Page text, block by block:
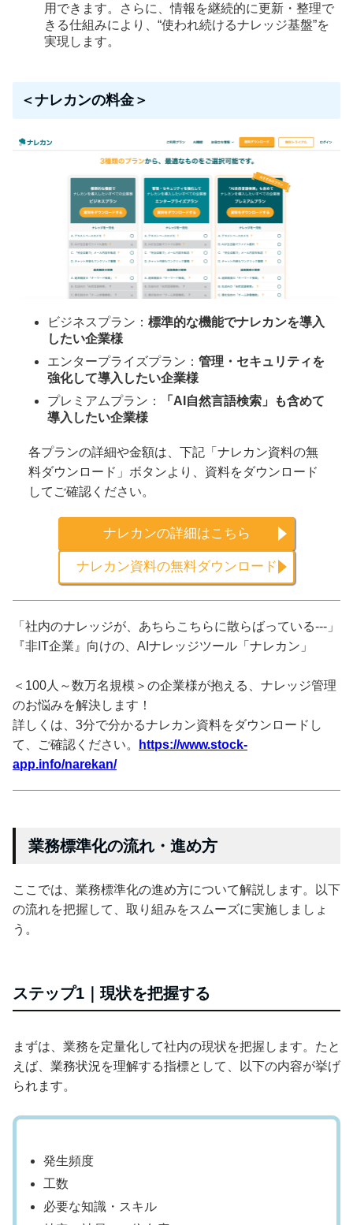
用できます。さらに、情報を継続的に更新・整理で
きる仕組みにより、“使われ続けるナレッジ基盤”を
実現します。
＜ナレカンの料金＞
ビジネスプラン： 標準的な機能でナレカンを導入
したい企業様
エンタープライズプラン： 管理・セキュリティを
強化して導入したい企業様
プレミアムプラン：
「AI自然言語検索」も含めて
導入したい企業様
各プランの詳細や金額は、下記「ナレカン資料の無
料ダウンロード」ボタンより、資料をダウンロード
してご確認ください。
ナレカンの詳細はこちら
ナレカン資料の無料ダウンロード
「社内のナレッジが、あちらこちらに散らばっている---」
『非IT企業』向けの、AIナレッジツール「ナレカン」
＜100人～数万名規模＞の企業様が抱える、ナレッジ管理
のお悩みを解決します！
詳しくは、3分で分かるナレカン資料をダウンロードし
て、ご確認ください。
https://www.stock-
app.info/narekan/
業務標準化の流れ・進め方
ここでは、業務標準化の進め方について解説します。以下
の流れを把握して、取り組みをスムーズに実施しましょ
う。
ステップ1｜現状を把握する
まずは、業務を定量化して社内の現状を把握します。たと
えば、業務状況を理解する指標として、以下の内容が挙げ
られます。
発生頻度
工数
必要な知識・スキル